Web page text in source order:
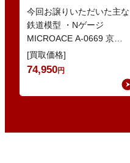
京阪8000系 新塗装 な
どの鉄道模型
今回お譲りいただいた主な
鉄道模型 ・Nゲージ
MICROACE A-0669 京阪
8030系 ・Nゲージ
GREENMAX 組立キ…
[買取価格]
74,950円